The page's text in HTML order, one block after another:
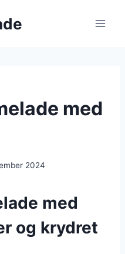
med
2024
med
og krydret